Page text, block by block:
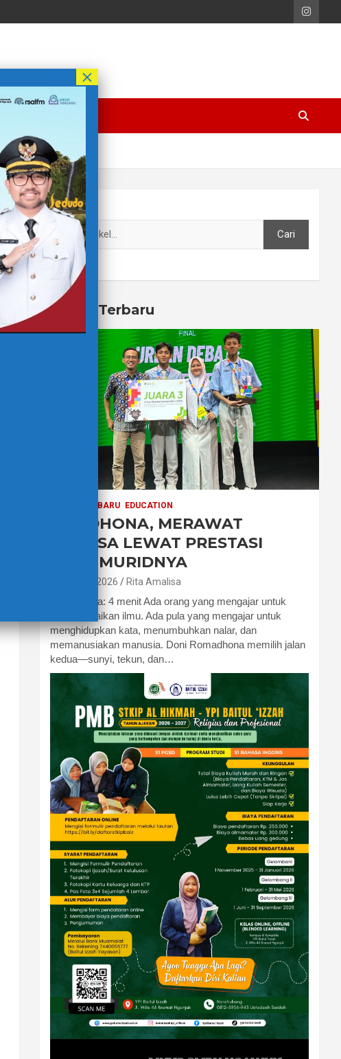
Cari
Cari
Berita Terbaru
BERITA TERBARU EDUCATION
PAK DHONA, MERAWAT
BAHASA LEWAT PRESTASI
PARA MURIDNYA
7 Agustus 2026 Rita Amalisa
Waktu baca: 4 menit Ada orang yang mengajar untuk
menyampaikan ilmu. Ada pula yang mengajar untuk
menghidupkan kata, menumbuhkan nalar, dan
memanusiakan manusia. Doni Romadhona memilih jalan
kedua—sunyi, tekun, dan…